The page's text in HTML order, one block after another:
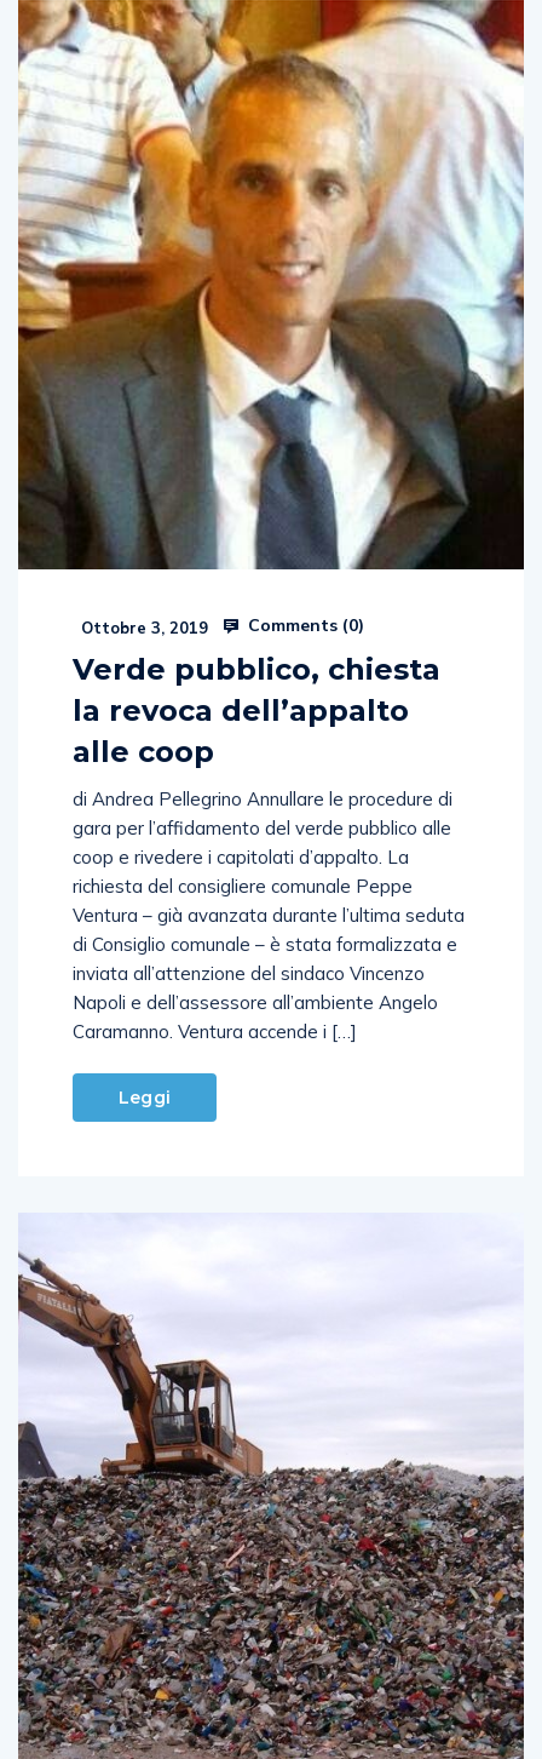
Ottobre 3, 2019 Comments (0)
Verde pubblico, chiesta
la revoca dell’appalto
alle coop
di Andrea Pellegrino Annullare le procedure di
gara per l’affidamento del verde pubblico alle
coop e rivedere i capitolati d’appalto. La
richiesta del consigliere comunale Peppe
Ventura – già avanzata durante l’ultima seduta
di Consiglio comunale – è stata formalizzata e
inviata all’attenzione del sindaco Vincenzo
Napoli e dell’assessore all’ambiente Angelo
Caramanno. Ventura accende i […]
Leggi